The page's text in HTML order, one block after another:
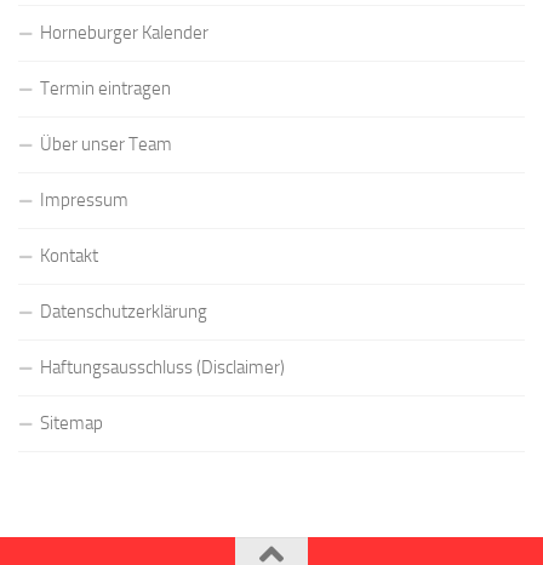
Horneburger Kalender
Termin eintragen
Über unser Team
Impressum
Kontakt
Datenschutzerklärung
Haftungsausschluss (Disclaimer)
Sitemap